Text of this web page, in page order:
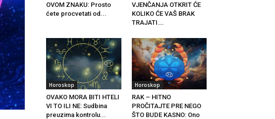
OVOM ZNAKU: Prosto
ćete procvetati od...
VJENČANJA OTKRIT ĆE
KOLIKO ĆE VAŠ BRAK
TRAJATI….
Horoskop
OVAKO MORA BITI HTELI
VI TO ILI NE: Sudbina
preuzima kontrolu...
Horoskop
RAK – HITNO
PROČITAJTE PRE NEGO
ŠTO BUDE KASNO: Ono